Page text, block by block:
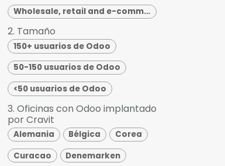
Wholesale, retail and e-commerce
2. Tamaño
150+ usuarios de Odoo
50-150 usuarios de Odoo
<50 usuarios de Odoo
3. Oficinas con Odoo implantado
por Cravit
Alemania Bélgica
Corea
Curacao
Denemarken